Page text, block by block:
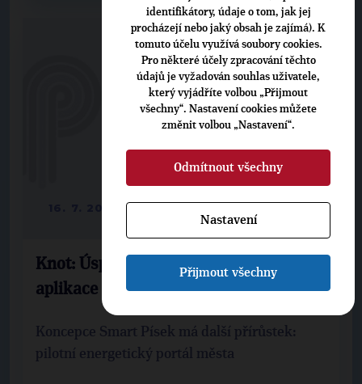
Knot: Úspory energií zajistí chytrá
aplikace
Koncepce Smart Písek má další přírůstek:
pilotní energetický portál města
identifikátory, údaje o tom, jak jej
procházejí nebo jaký obsah je zajímá). K
tomuto účelu využívá soubory cookies.
Pro některé účely zpracování těchto
údajů je vyžadován souhlas uživatele,
který vyjádříte volbou „Přijmout
všechny“. Nastavení cookies můžete
změnit volbou „Nastavení“.
Odmítnout všechny
Nastavení
Přijmout všechny